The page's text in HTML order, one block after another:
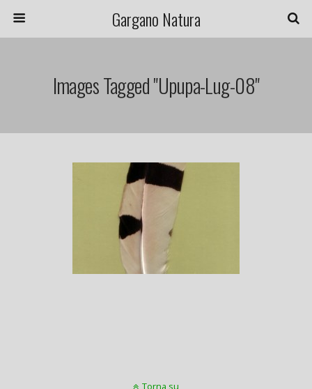
Gargano Natura
Images Tagged "upupa-Lug-08"
Torna su